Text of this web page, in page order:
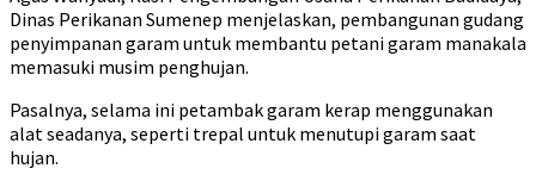
Dinas Perikanan Sumenep menjelaskan, pembangunan gudang
penyimpanan garam untuk membantu petani garam manakala
memasuki musim penghujan.
Pasalnya, selama ini petambak garam kerap menggunakan
alat seadanya, seperti trepal untuk menutupi garam saat
hujan.